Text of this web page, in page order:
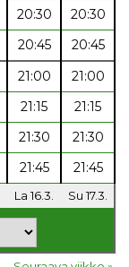
20:30
20:30
20:45
20:45
21:00
21:00
21:15
21:15
21:30
21:30
21:45 21:45
La 16.3. Su 17.3.